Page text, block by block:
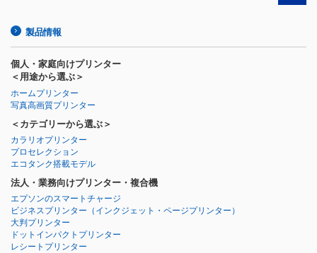
製品情報
個人・家庭向けプリンター
＜用途から選ぶ＞
ホームプリンター
写真高画質プリンター
＜カテゴリーから選ぶ＞
カラリオプリンター
プロセレクション
エコタンク搭載モデル
法人・業務向けプリンター・複合機
エプソンのスマートチャージ
ビジネスプリンター （インクジェット・ページプリンター）
大判プリンター
ドットインパクトプリンター
レシートプリンター